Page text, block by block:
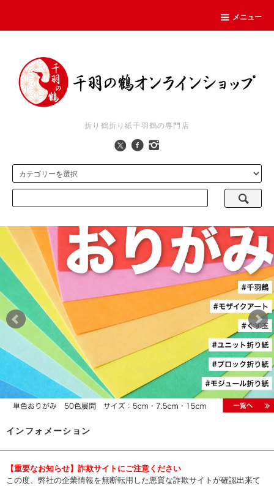
メニュー
折り鶴折り紙千羽鶴の専門店
インフォメーション
【重要なお知らせ】詐欺サイトにご注意ください
この度、弊社の企業情報を無断転用した悪質な詐欺サイトが確認出来て